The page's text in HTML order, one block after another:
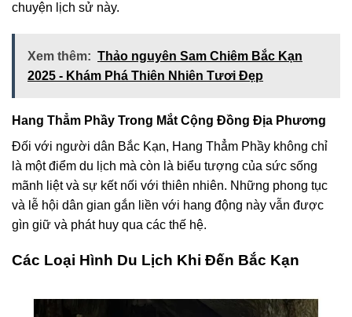
chuyện lịch sử này.
Xem thêm: Thảo nguyên Sam Chiêm Bắc Kạn
2025 - Khám Phá Thiên Nhiên Tươi Đẹp
Hang Thẳm Phầy Trong Mắt Cộng Đồng Địa Phương
Đối với người dân Bắc Kạn, Hang Thẳm Phầy không chỉ
là một điểm du lịch mà còn là biểu tượng của sức sống
mãnh liệt và sự kết nối với thiên nhiên. Những phong tục
và lễ hội dân gian gắn liền với hang động này vẫn được
gìn giữ và phát huy qua các thế hệ.
Các Loại Hình Du Lịch Khi Đến Bắc Kạn